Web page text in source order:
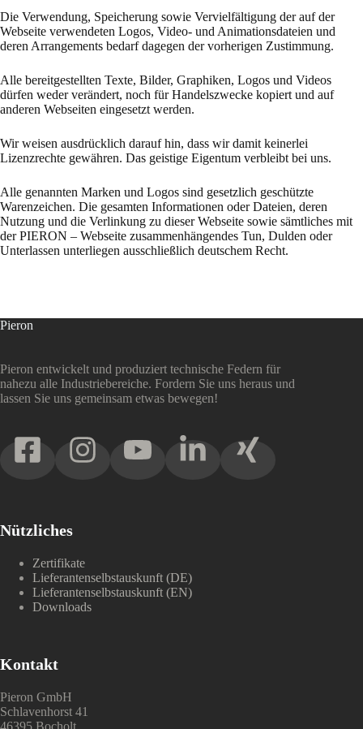
Die Verwendung, Speicherung sowie Vervielfältigung der auf der
Webseite verwendeten Logos, Video- und Animationsdateien und
deren Arrangements bedarf dagegen der vorherigen Zustimmung.
Alle bereitgestellten Texte, Bilder, Graphiken, Logos und Videos
dürfen weder verändert, noch für Handelszwecke kopiert und auf
anderen Webseiten eingesetzt werden.
Wir weisen ausdrücklich darauf hin, dass wir damit keinerlei
Lizenzrechte gewähren. Das geistige Eigentum verbleibt bei uns.
Alle genannten Marken und Logos sind gesetzlich geschützte
Warenzeichen. Die gesamten Informationen oder Dateien, deren
Nutzung und die Verlinkung zu dieser Webseite sowie sämtliches mit
der PIERON – Webseite zusammenhängendes Tun, Dulden oder
Unterlassen unterliegen ausschließlich deutschem Recht.
Pieron
Pieron entwickelt und produziert technische Federn für
nahezu alle Industriebereiche. Fordern Sie uns heraus und
lassen Sie uns gemeinsam etwas bewegen!
Nützliches
Zertifikate
Lieferantenselbstauskunft (DE)
Lieferantenselbstauskunft (EN)
Downloads
Kontakt
Pieron GmbH
Schlavenhorst 41
46395 Bocholt